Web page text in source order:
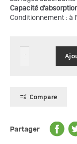
Capacité
Conditionnement : à
quantité
de
Compare
Partager